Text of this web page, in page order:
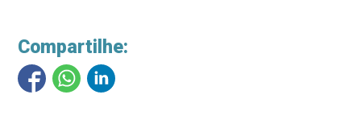
Compartilhe: